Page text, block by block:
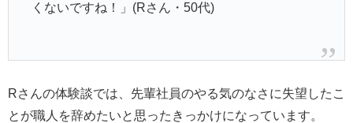
くないですね！」(Rさん・50代)
Rさんの体験談では、先輩社員のやる気のなさに失望したこ
とが職人を辞めたいと思ったきっかけになっています。